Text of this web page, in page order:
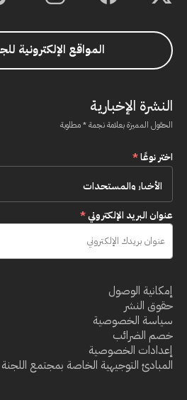
المواقع الإلكترونية
النشرة الإخبارية
الحقول المميزة بعلامة نجمة * مطلوبة
اختر نوعًا*
عنوان البريد الإلكتروني*
إمكانية الوصول
حقوق النشر
سياسة الخصوصية
خصم الضرائب
إعدادات الخصوصية
المبادئ التوجيهية الخاصة بمجتمع